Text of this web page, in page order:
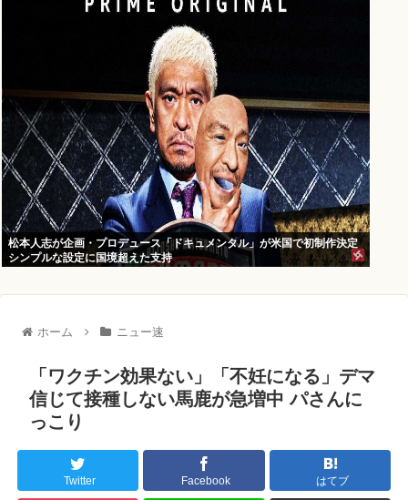
松本人志が企画・プロデュース「ドキュメンタル」が米国で初制作決定
シンプルな設定に国境超えた支持
ホーム ニュー速
「ワクチン効果ない」「不妊になる」デマ
信じて接種しない馬鹿が急増中 パさんに
っこり
Twitter Facebook はてブ